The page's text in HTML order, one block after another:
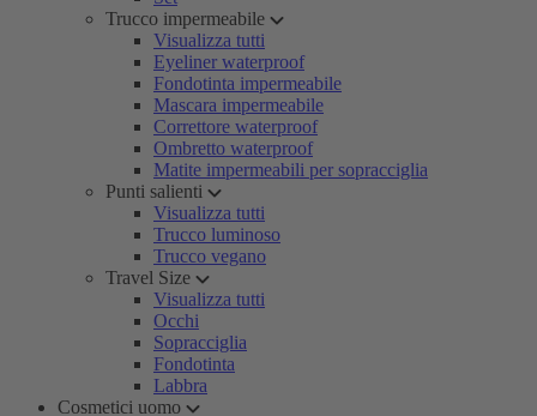
Trucco impermeabile
Visualizza tutti
Eyeliner waterproof
Fondotinta impermeabile
Mascara impermeabile
Correttore waterproof
Ombretto waterproof
Matite impermeabili per sopracciglia
Punti salienti
Visualizza tutti
Trucco luminoso
Trucco vegano
Travel Size
Visualizza tutti
Occhi
Sopracciglia
Fondotinta
Labbra
Cosmetici uomo